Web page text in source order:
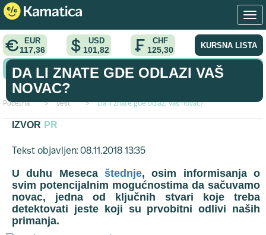
EUR
117,36
USD
101,82
CHF
125,30 KURSNA LISTA
KONVERTOR VALUTA
Početna > vest > Da li znate gde odlazi vaš novac?
DA LI ZNATE GDE ODLAZI VAŠ
NOVAC?
IZVOR PR
Tekst objavljen: 08.11.2018 13:35
U duhu Meseca štednje, osim informisanja o
svim potencijalnim mogućnostima da sačuvamo
novac, jedna od ključnih stvari koje treba
detektovati jeste koji su prvobitni odlivi naših
primanja.